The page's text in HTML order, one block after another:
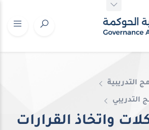
التدريبية
التدريبي
واتخاذ القرارات